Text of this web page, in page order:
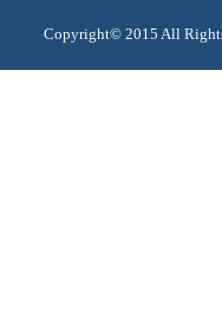
Copyright© 2015 All